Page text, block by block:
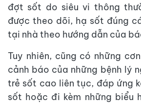
đợt sốt do siêu vi thông
được theo dõi, hạ sốt đúng
tại nhà theo hướng dẫn của
Tuy nhiên, cũng có những
cảnh báo của những bệnh lý
trẻ sốt cao liên tục, đáp ứng
sốt hoặc đi kèm những biểu